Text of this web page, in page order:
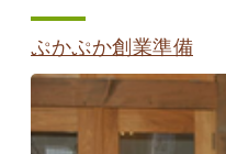
ぷかぷか創業準備